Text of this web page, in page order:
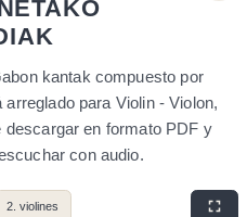
kantak compuesto por
para Violin - Violon,
en formato PDF y
con audio.
2. violines